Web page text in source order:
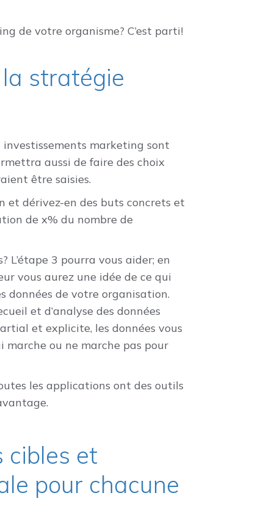
de votre organisme? C’est parti!
stratégie
marketing sont
aussi de faire des choix
être saisies.
et dérivez-en des buts concrets et
de x% du nombre de
L’étape 3 pourra vous aider; en
vous aurez une idée de ce qui
données de votre organisation.
et d’analyse des données
et explicite, les données vous
ou ne marche pas pour
les applications ont des outils
cibles et
pour chacune